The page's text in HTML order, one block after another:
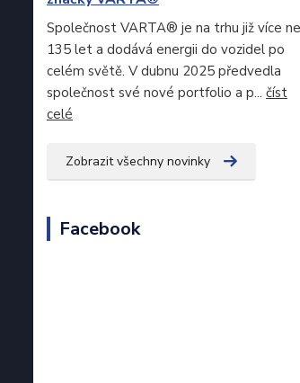
Společnost VARTA® je na trhu již více
135 let a dodává energii do vozidel po
celém světě. V dubnu 2025 předvedla
společnost své nové portfolio a p... číst
celé
Zobrazit všechny novinky
Facebook